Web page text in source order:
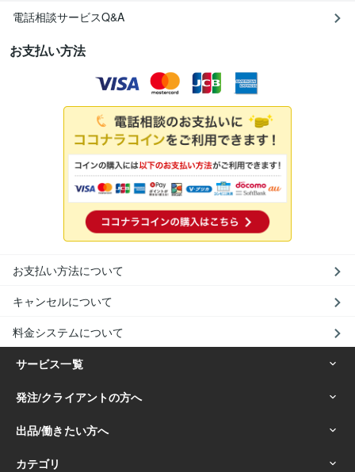
電話相談サービスQ&A
お支払い方法
お支払い方法について
キャンセルについて
料金システムについて